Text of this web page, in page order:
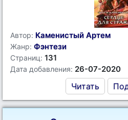
Автор: Каменистый Артем
Жанр: Фэнтези
Страниц: 131
Дата добавления: 26-07-2020
Читать